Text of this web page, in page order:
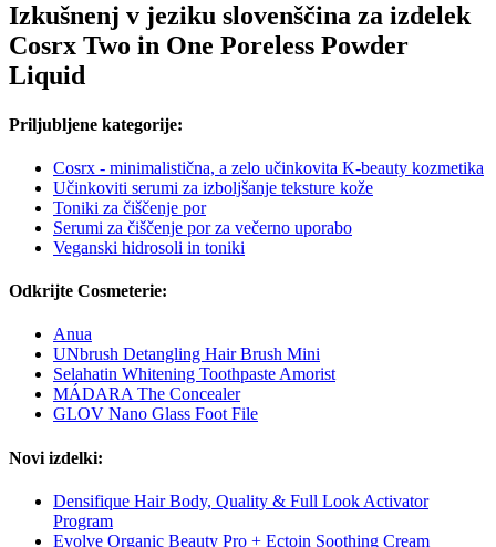
Izkušnenj v jeziku slovenščina za izdelek
Cosrx Two in One Poreless Powder
Liquid
Priljubljene kategorije:
Cosrx - minimalistična, a zelo učinkovita K-beauty kozmetika
Učinkoviti serumi za izboljšanje teksture kože
Toniki za čiščenje por
Serumi za čiščenje por za večerno uporabo
Veganski hidrosoli in toniki
Odkrijte Cosmeterie:
Anua
UNbrush Detangling Hair Brush Mini
Selahatin Whitening Toothpaste Amorist
MÁDARA The Concealer
GLOV Nano Glass Foot File
Novi izdelki:
Densifique Hair Body, Quality & Full Look Activator
Program
Evolve Organic Beauty Pro + Ectoin Soothing Cream